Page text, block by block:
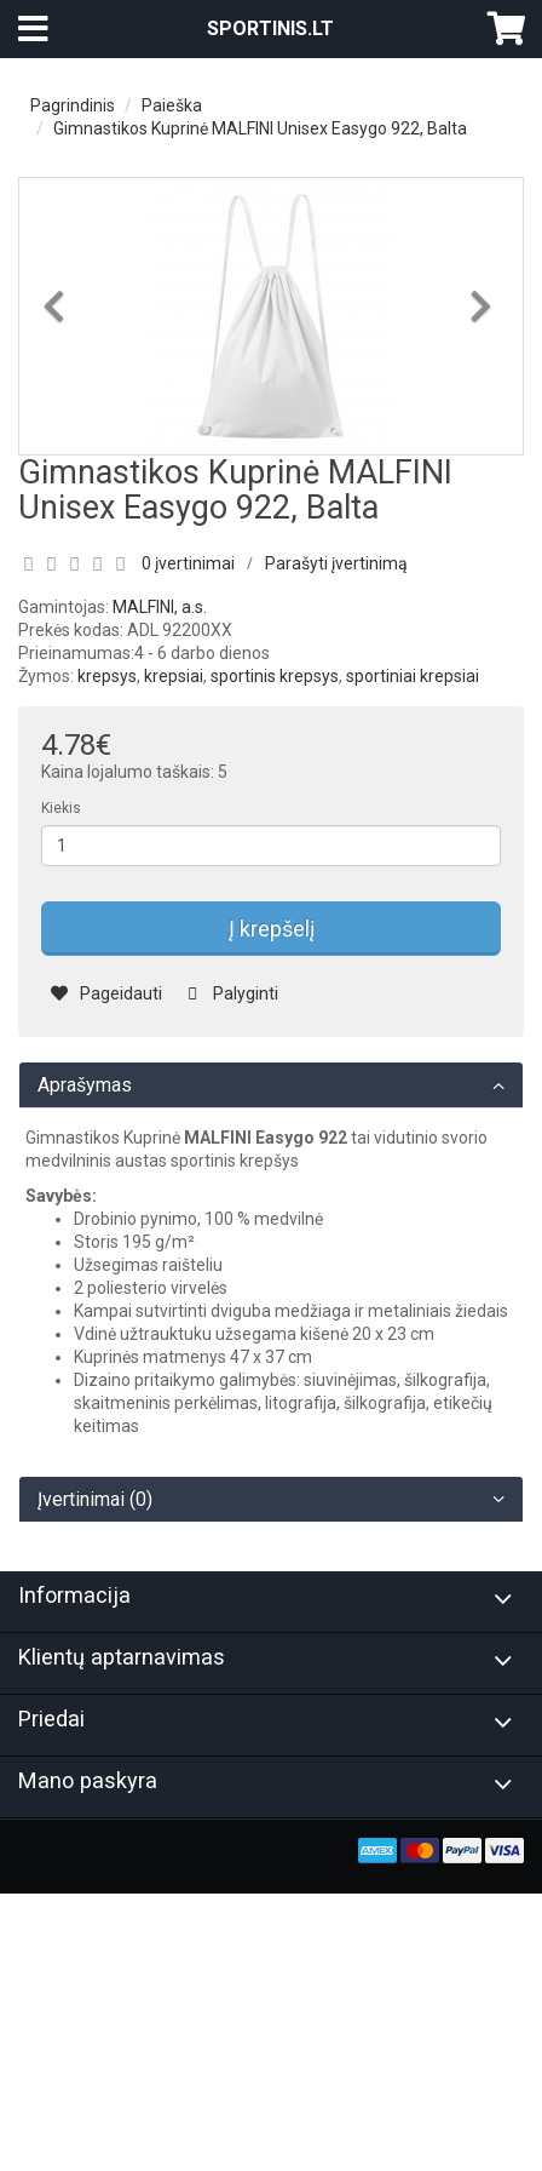
SPORTINIS.LT
Pagrindinis
Paieška
Gimnastikos Kuprinė MALFINI Unisex Easygo 922, Balta
Gimnastikos Kuprinė MALFINI
Unisex Easygo 922, Balta
0 įvertinimai / Parašyti įvertinimą
Gamintojas: MALFINI, a.s.
Prekės kodas: ADL 92200XX
Prieinamumas:4 - 6 darbo dienos
Žymos: krepsys, krepsiai, sportinis krepsys, sportiniai krepsiai
4.78€
Kaina lojalumo taškais: 5
Kiekis
Į krepšelį
Pageidauti Palyginti
Aprašymas
Gimnastikos Kuprinė MALFINI Easygo 922tai vidutinio svorio
medvilninis austas sportinis krepšys
Savybės:
Drobinio pynimo, 100 % medvilnė
Storis 195 g/m²
Užsegimas raišteliu
2 poliesterio virvelės
Kampai sutvirtinti dviguba medžiaga ir metaliniais žiedais
Vdinė užtrauktuku užsegama kišenė 20 x 23 cm
Kuprinės matmenys 47 x 37 cm
Dizaino pritaikymo galimybės: siuvinėjimas, šilkografija,
skaitmeninis perkėlimas, litografija, šilkografija, etikečių
keitimas
Įvertinimai (0)
Informacija
Klientų aptarnavimas
Priedai
Mano paskyra